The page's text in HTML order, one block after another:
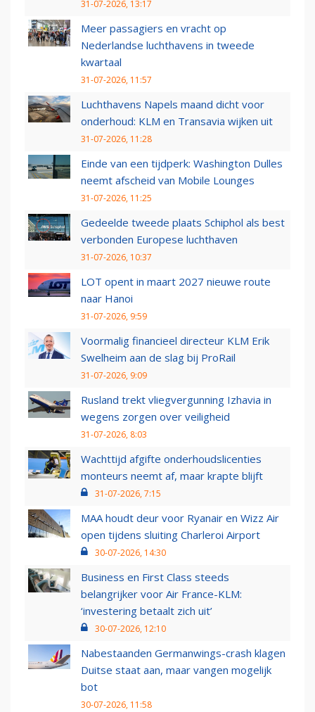
31-07-2026, 13:17
Meer passagiers en vracht op
Nederlandse luchthavens in tweede
kwartaal
31-07-2026, 11:57
Luchthavens Napels maand dicht voor
onderhoud: KLM en Transavia wijken uit
31-07-2026, 11:28
Einde van een tijdperk: Washington Dulles
neemt afscheid van Mobile Lounges
31-07-2026, 11:25
Gedeelde tweede plaats Schiphol als best
verbonden Europese luchthaven
31-07-2026, 10:37
LOT opent in maart 2027 nieuwe route
naar Hanoi
31-07-2026, 9:59
Voormalig financieel directeur KLM Erik
Swelheim aan de slag bij ProRail
31-07-2026, 9:09
Rusland trekt vliegvergunning Izhavia in
wegens zorgen over veiligheid
31-07-2026, 8:03
Wachttijd afgifte onderhoudslicenties
monteurs neemt af, maar krapte blijft
31-07-2026, 7:15
MAA houdt deur voor Ryanair en Wizz Air
open tijdens sluiting Charleroi Airport
30-07-2026, 14:30
Business en First Class steeds
belangrijker voor Air France-KLM:
‘investering betaalt zich uit’
30-07-2026, 12:10
Nabestaanden Germanwings-crash klagen
Duitse staat aan, maar vangen mogelijk
bot
30-07-2026, 11:58